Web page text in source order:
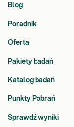
Blog
Poradnik
Oferta
Pakiety badań
Katalog badań
Punkty Pobrań
Sprawdź wyniki